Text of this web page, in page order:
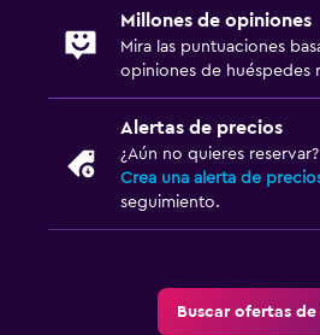
Millones de opiniones
Mira las puntuaciones
opiniones de huéspedes
Alertas de precios
¿Aún no quieres reservar?
Crea una alerta de
seguimiento.
Buscar ofertas de